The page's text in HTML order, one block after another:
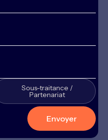
Sous-traitance /
Partenariat